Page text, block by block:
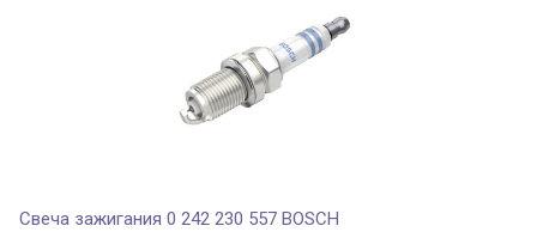
Свеча зажигания 0 242 230 557 BOSCH